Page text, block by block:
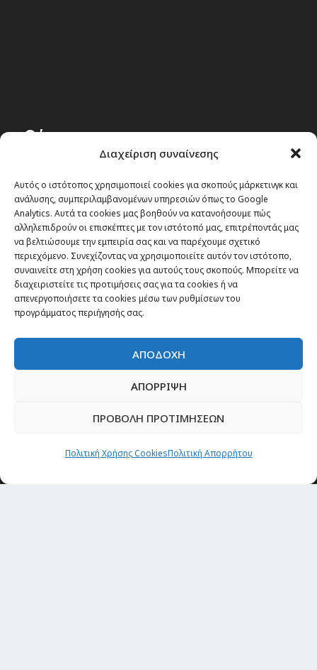
Διαχείριση συναίνεσης
Αυτός ο ιστότοπος χρησιμοποιεί cookies για σκοπούς μάρκετινγκ και
ανάλυσης, συμπεριλαμβανομένων υπηρεσιών όπως το Google
Analytics. Αυτά τα cookies μας βοηθούν να κατανοήσουμε πώς
αλληλεπιδρούν οι επισκέπτες με τον ιστότοπό μας, επιτρέποντάς μας
να βελτιώσουμε την εμπειρία σας και να παρέχουμε σχετικό
περιεχόμενο. Συνεχίζοντας να χρησιμοποιείτε αυτόν τον ιστότοπο,
συναινείτε στη χρήση cookies για αυτούς τους σκοπούς. Μπορείτε να
διαχειριστείτε τις προτιμήσεις σας για τα cookies ή να
απενεργοποιήσετε τα cookies μέσω των ρυθμίσεων του
προγράμματος περιήγησής σας.
ΑΠΟΔΟΧΗ
ΑΠΟΡΡΙΨΗ
ΠΡΟΒΟΛΗ ΠΡΟΤΙΜΗΣΕΩΝ
Πολιτική Χρήσης CookiesΠολιτική Απορρήτου
Θέματα
Passenger στον κόσμο
TRAVEL NEWS
Οργάνωσε το ταξίδι σου
CITY and CULTURE